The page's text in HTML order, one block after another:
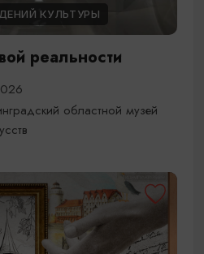
КУЛЬТУРЫ
реальности
областной музей